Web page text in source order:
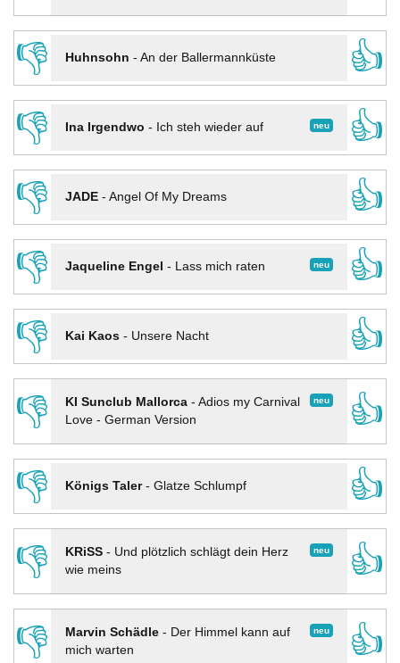
👎
Huhnsohn - An der Ballermannküste
👍
👎
neu
Ina Irgendwo - Ich steh wieder auf
👍
👎
JADE- Angel Of My Dreams
👍
👎
neu
Jaqueline Engel - Lass mich raten
👍
👎
Kai Kaos- Unsere Nacht
👍
👎
neu
KI Sunclub Mallorca- Adios my Carnival
Love - German Version
👍
👎
Königs Taler- Glatze Schlumpf
👍
👎
neu
KRiSS- Und plötzlich schlägt dein Herz
wie meins
👍
👎 neu
Marvin Schädle- Der Himmel kann auf
mich warten
👍